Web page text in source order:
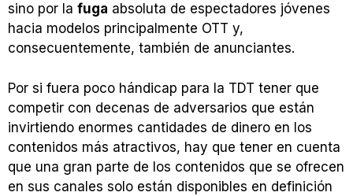
sino por la fuga absoluta de espectadores jóvenes
hacia modelos principalmente OTT y,
consecuentemente, también de anunciantes.
Por si fuera poco hándicap para la TDT tener que
competir con decenas de adversarios que están
invirtiendo enormes cantidades de dinero en los
contenidos más atractivos, hay que tener en cuenta
que una gran parte de los contenidos que se ofrecen
en sus canales solo están disponibles en definición